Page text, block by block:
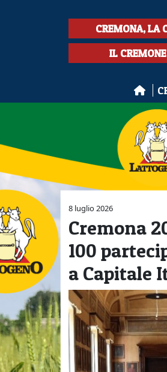
CREMONA, LA
IL
8 luglio 2026
Cremona
100
a Capitale